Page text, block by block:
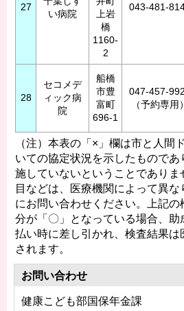
27
い病院
上岩
橋
1160-
2
043-481-
28
セコメデ
ィック病
院
船橋
市豊
富町
696-1
047-457-
（予約専用）
（注）本表の「×」欄は市と人間
いての協定状況を示したもので
施していないということであり
目などは、医療機関によって異
にお問い合わせください。上記
分が「〇」となっている場合、助
払い時に差し引かれ、検査結果
されます。
お問い合わせ
健康こども部国保年金課